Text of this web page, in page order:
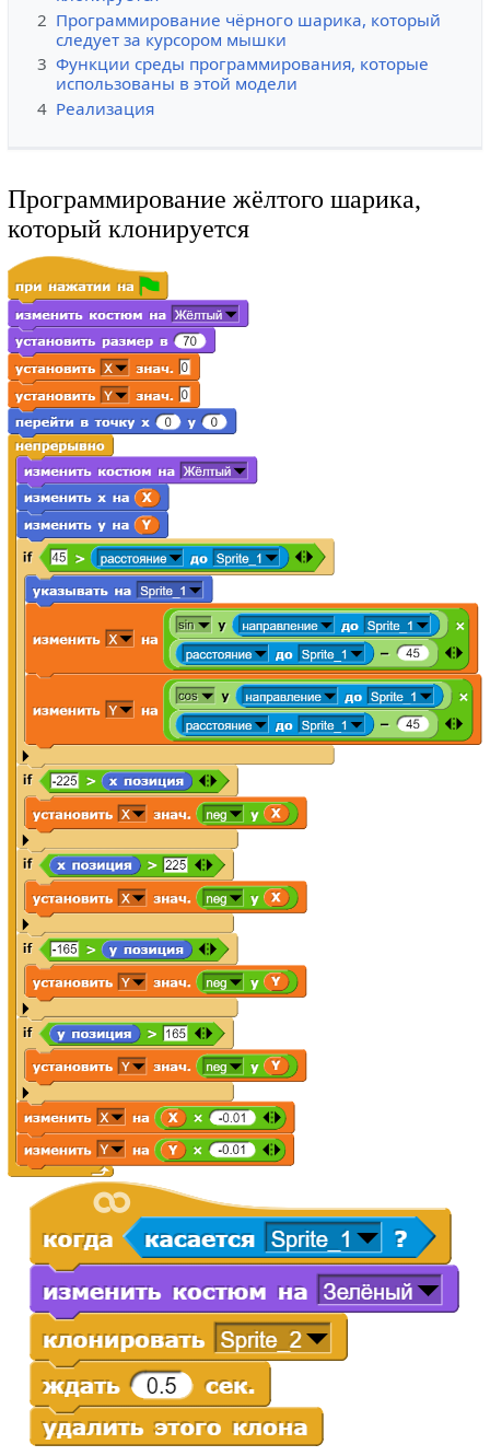
2 Программирование чёрного шарика, который
следует за курсором мышки
3 Функции среды программирования, которые
использованы в этой модели
4 Реализация
Программирование жёлтого шарика,
который клонируется